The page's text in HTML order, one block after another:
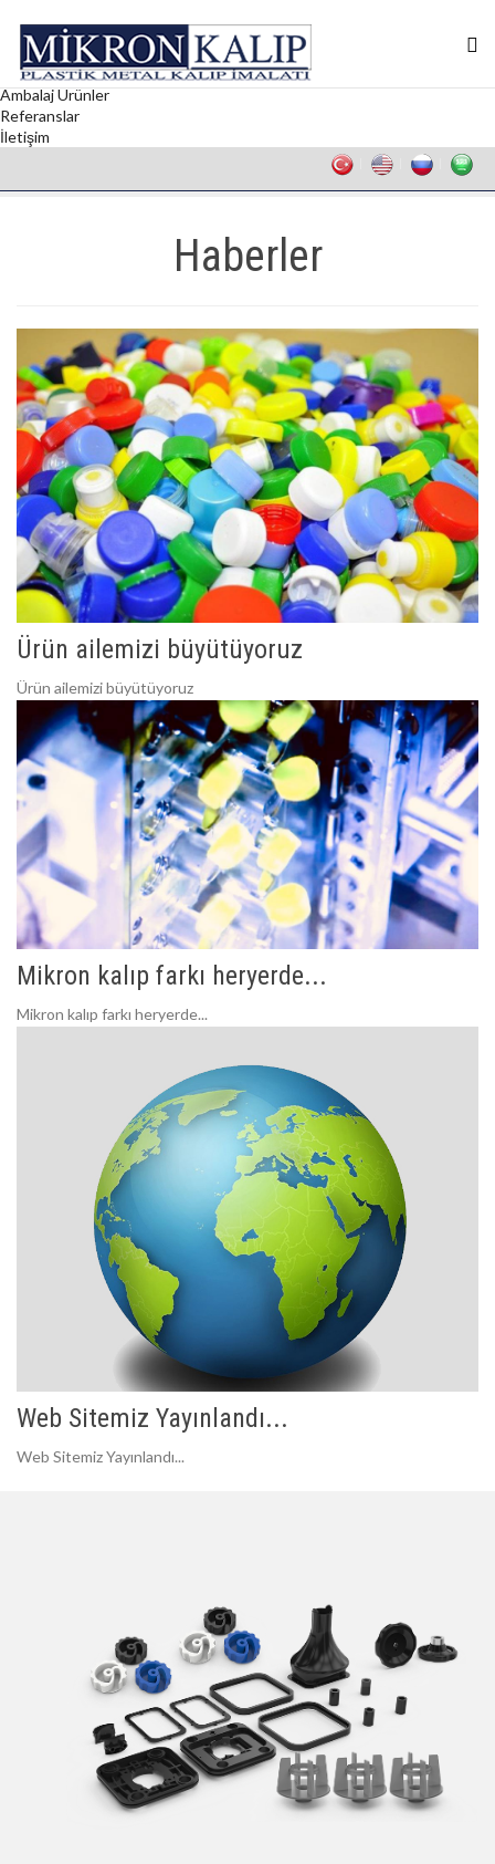
Kurumsal
Kalıp
Ambalaj Kapakları
Ambalaj Ürünler
Referanslar
İletişim
Haberler
Ürün ailemizi büyütüyoruz
Ürün ailemizi büyütüyoruz
Mikron kalıp farkı heryerde...
Mikron kalıp farkı heryerde...
Web Sitemiz Yayınlandı...
Web Sitemiz Yayınlandı...